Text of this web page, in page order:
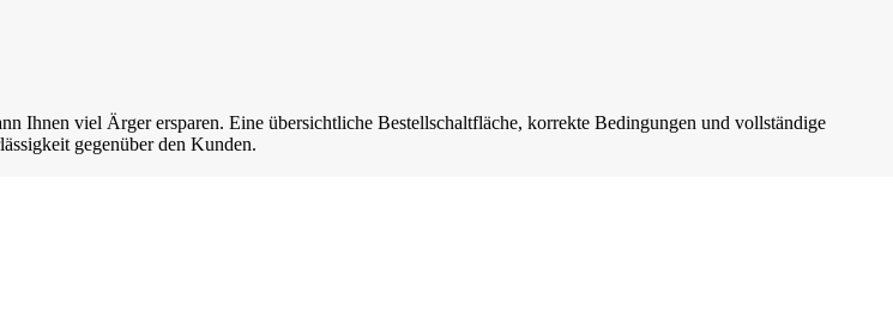
Ihnen viel Ärger ersparen. Eine übersichtliche Bestellschaltfläche, korrekte Bedingungen und vollständige
gegenüber den Kunden.